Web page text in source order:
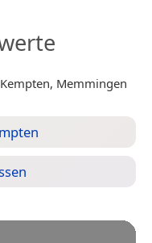
Memmingen